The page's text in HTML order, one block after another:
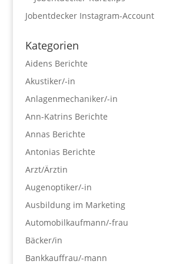
Jobentdecker Instagram-Account
Kategorien
Aidens Berichte
Akustiker/-in
Anlagenmechaniker/-in
Ann-Katrins Berichte
Annas Berichte
Antonias Berichte
Arzt/Ärztin
Augenoptiker/-in
Ausbildung im Marketing
Automobilkaufmann/-frau
Bäcker/in
Bankkauffrau/-mann